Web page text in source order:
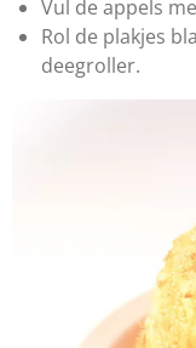
Vul de appels
Rol de plakjes
deegroller.